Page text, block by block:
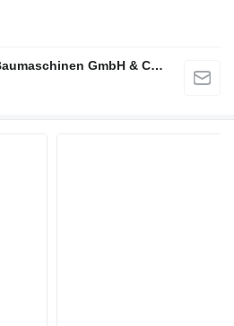
alga Nutzfahrzeug- und Baumaschinen GmbH & Co. KG